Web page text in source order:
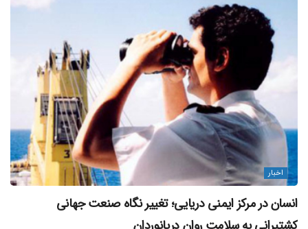
اخبار
انسان در مرکز ایمنی دریایی؛ تغییر نگاه صنعت جهانی